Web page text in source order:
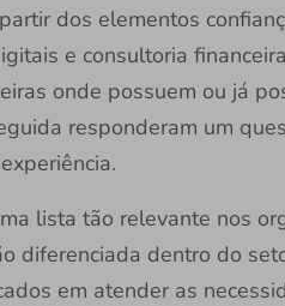
dos elementos
e consultoria
onde possuem ou já
responderam um
lista tão relevante nos
diferenciada dentro do
em atender as